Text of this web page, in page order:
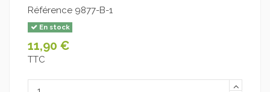
Référence 9877-B-1
En stock
11,90 €
TTC